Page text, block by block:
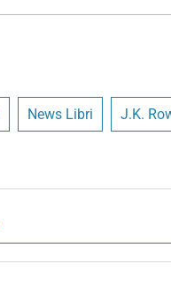
News Libri J.K.